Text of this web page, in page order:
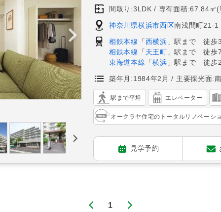
間取り:3LDK 専有面積:67.84㎡(
神奈川県横浜市西区南浅間町21-1
相鉄本線 「 西横浜 」駅まで 徒歩
相鉄本線
「 天王町 」駅まで 徒歩
東海道本線 「横浜 」駅まで 徒歩
築年月:1984年2月 主要採光面:
駅まで平坦 エレベーター
オークラヤ住宅のトータルリノベーシ
見学予約
1